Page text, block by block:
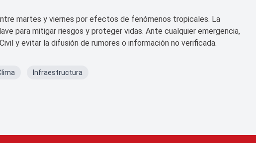
martes y viernes por efectos de fenómenos tropicales. La
para mitigar riesgos y proteger vidas. Ante cualquier emergencia,
y evitar la difusión de rumores o información no verificada.
Infraestructura